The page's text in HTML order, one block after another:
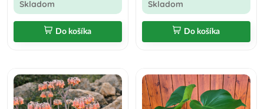
Skladom
Do košíka
Skladom
Do košíka